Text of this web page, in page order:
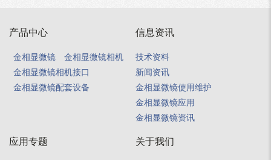
产品中心
金相显微镜
金相显微镜相机
金相显微镜相机接口
金相显微镜配套设备
信息资讯
技术资料
新闻资讯
金相显微镜使用维护
金相显微镜应用
金相显微镜资讯
应用专题 关于我们